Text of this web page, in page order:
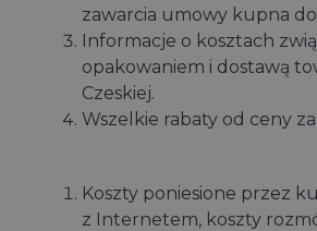
zawarcia umowy kupna
Informacje o kosztach
opakowaniem i dostawą
Czeskiej.
Wszelkie rabaty od ceny
Koszty poniesione przez
z Internetem, koszty